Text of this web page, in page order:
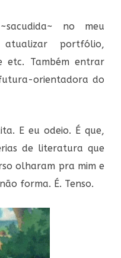
no meu
portfólio,
etc. Também entrar
orientadora do
E eu odeio. É que,
de literatura que
olharam pra mim e
forma. É. Tenso.